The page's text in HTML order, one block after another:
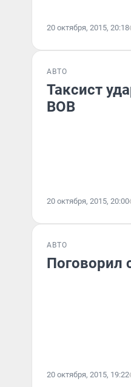
20 октября, 2015, 20:18
АВТО
Таксист
ВОВ
20 октября, 2015, 20:00
АВТО
Поговорил
20 октября, 2015, 19:22